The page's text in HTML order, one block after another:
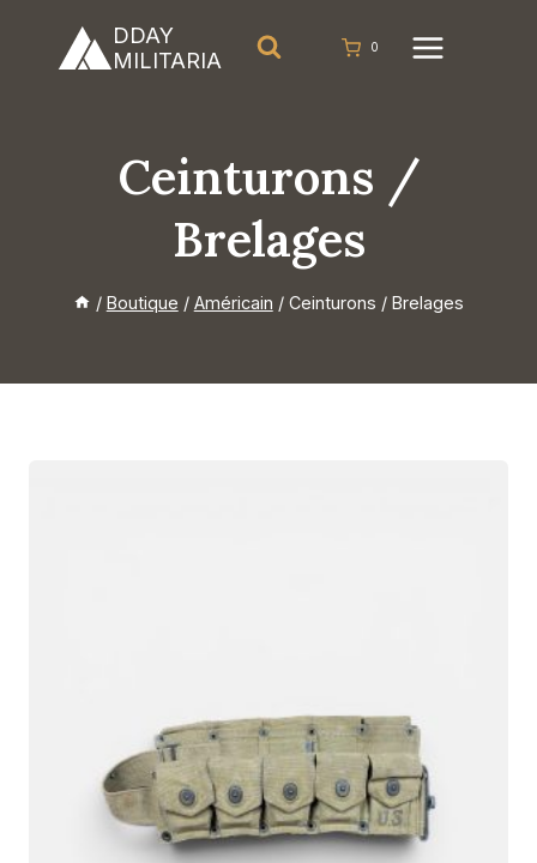
DDAY
MILITARIA
0
Ceinturons /
Brelages
/ Boutique / Américain / Ceinturons / Brelages